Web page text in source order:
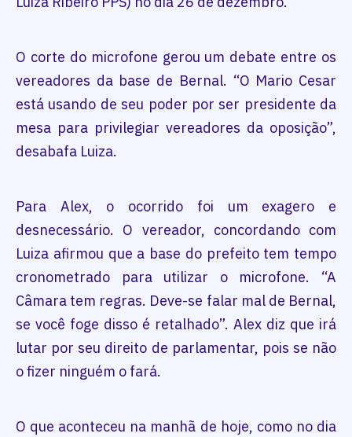
O corte do microfone gerou um debate entre os
vereadores da base de Bernal. “O Mario Cesar
está usando de seu poder por ser presidente da
mesa para privilegiar vereadores da oposição”,
desabafa Luiza.
Para Alex, o ocorrido foi um exagero e
desnecessário. O vereador, concordando com
Luiza afirmou que a base do prefeito tem tempo
cronometrado para utilizar o microfone. “A
Câmara tem regras. Deve-se falar mal de Bernal,
se você foge disso é retalhado”. Alex diz que irá
lutar por seu direito de parlamentar, pois se não
o fizer ninguém o fará.
O que aconteceu na manhã de hoje, como no dia